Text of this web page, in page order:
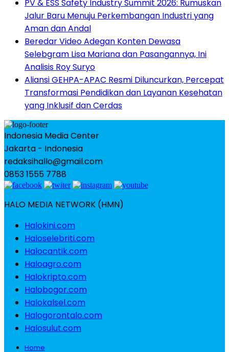
PV & ESS Safety Industry Summit 2026: Rumuskan
Jalur Baru Menuju Perkembangan Industri yang
Aman dan Andal
Beredar Video Adegan Konten Dewasa
Selebgram Lisa Mariana dan Pasangannya, Ini
Analisis Roy Suryo
Aliansi GEHPA-APAC Resmi Diluncurkan, Percepat
Transformasi Pendidikan dan Layanan Kesehatan
yang Inklusif dan Cerdas
Indonesia Media Center
Jakarta - Indonesia
redaksihallo@gmail.com
0853 1555 7788
HALO MEDIA NETWORK (HMN)
Halokini.com
Haloselebriti.com
Halocantik.com
Haloagro.com
Halokripto.com
Halobogor.com
Halokalsel.com
Halogorontalo.com
Halosulut.com
Home